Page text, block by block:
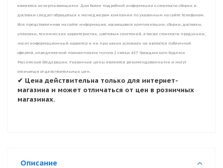
являются исчерпывающими. Для более подробной информации о стоимости сборки и
доставки следует обращаться к менеджерам компании по указанным на сайте телефонам.
Вся представленная на сайте информация, касающаяся комплектации, сборки, доставки,
упаковки, технических характеристик, цветовых сочетаний, а также стоимости продукции,
носит информационный характер и ни при каких условиях не является публичной
офертой, определяемой положениями пункта 2 статьи 437 Гражданского Кодекса
Российской Федерации. Указанные цены являются рекомендованными и могут
отличаться от действительных цен.
✔ Цена действительна только для интернет-
магазина и может отличаться от цен в розничных
магазинах.
Описание